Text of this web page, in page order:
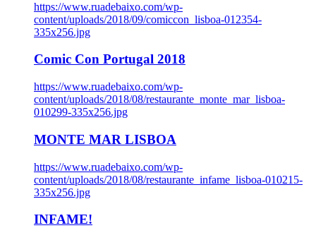
https://www.ruadebaixo.com/wp-
content/uploads/2018/09/comiccon_lisboa-012354-
335x256.jpg
Comic Con Portugal 2018
https://www.ruadebaixo.com/wp-
content/uploads/2018/08/restaurante_monte_mar_lisboa-
010299-335x256.jpg
MONTE MAR LISBOA
https://www.ruadebaixo.com/wp-
content/uploads/2018/08/restaurante_infame_lisboa-010215-
335x256.jpg
INFAME!